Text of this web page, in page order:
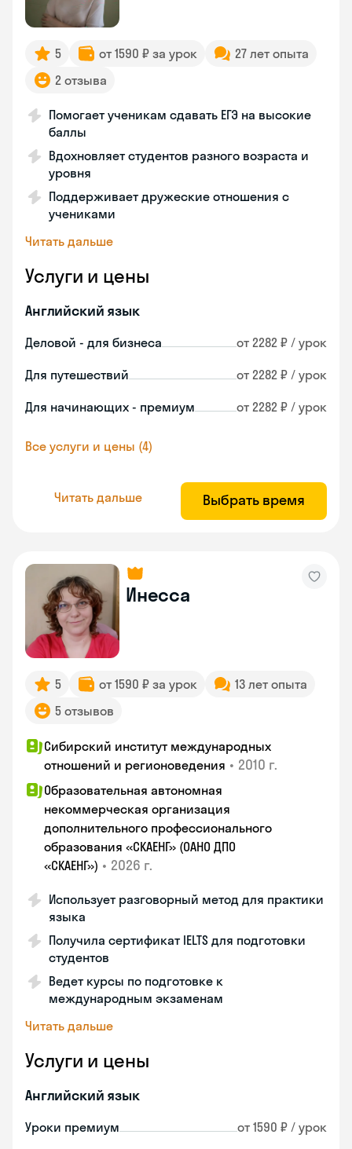
5 от 1590 ₽ за урок
27 лет опыта
2 отзыва
Помогает ученикам сдавать ЕГЭ на высокие
баллы
Вдохновляет студентов разного возраста и
уровня
Поддерживает дружеские отношения с
учениками
Читать дальше
Услуги и цены
Английский язык
Деловой - для бизнеса от 2282 ₽ / урок
Для путешествий от 2282 ₽ / урок
Для начинающих - премиум от 2282 ₽ / урок
Все услуги и цены (4)
Читать дальше Выбрать время
Инесса
5 от 1590 ₽ за урок
13 лет опыта
5 отзывов
Сибирский институт международных
отношений и регионоведения • 2010 г.
Образовательная автономная
некоммерческая организация
дополнительного профессионального
образования «СКАЕНГ» (ОАНО ДПО
«СКАЕНГ») • 2026 г.
Использует разговорный метод для практики
языка
Получила сертификат IELTS для подготовки
студентов
Ведет курсы по подготовке к
международным экзаменам
Читать дальше
Услуги и цены
Английский язык
Уроки премиум от 1590 ₽ / урок